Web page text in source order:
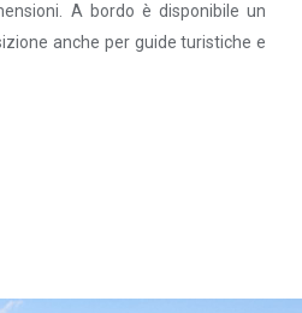
A bordo è disponibile un
anche per guide turistiche e